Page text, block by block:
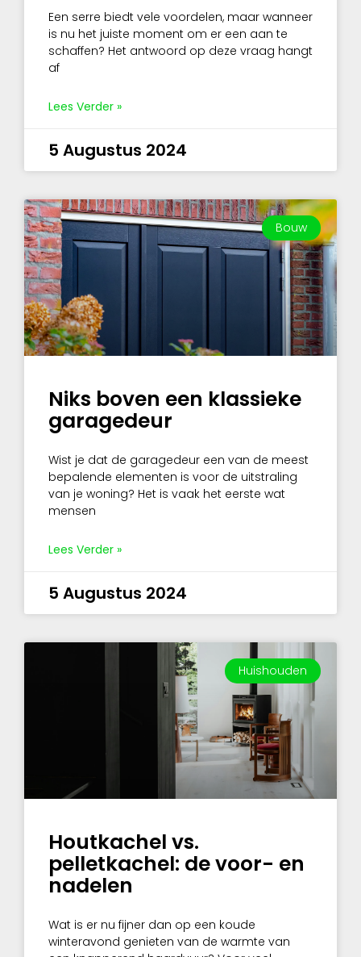
Een serre biedt vele voordelen, maar wanneer
is nu het juiste moment om er een aan te
schaffen? Het antwoord op deze vraag hangt
af
Lees Verder »
5 Augustus 2024
Bouw
Niks boven een klassieke
garagedeur
Wist je dat de garagedeur een van de meest
bepalende elementen is voor de uitstraling
van je woning? Het is vaak het eerste wat
mensen
Lees Verder »
5 Augustus 2024
Huishouden
Houtkachel vs.
pelletkachel: de voor- en
nadelen
Wat is er nu fijner dan op een koude
winteravond genieten van de warmte van